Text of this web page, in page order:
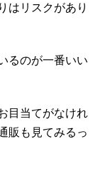
はリスクがあり
るのが一番いい
目当てがなけれ
販も見てみるっ